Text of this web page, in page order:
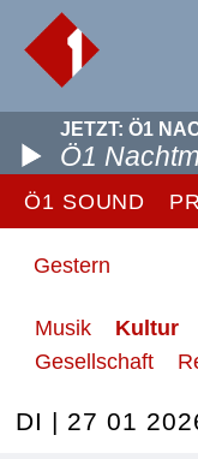
JETZT: Ö1
Ö1
Ö1 SOUND
Gestern
Musik Kultur
Gesellschaft
DI | 27 01